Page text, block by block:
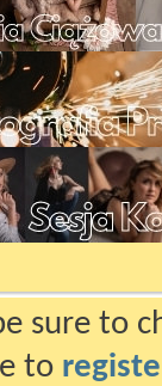
sure to
to